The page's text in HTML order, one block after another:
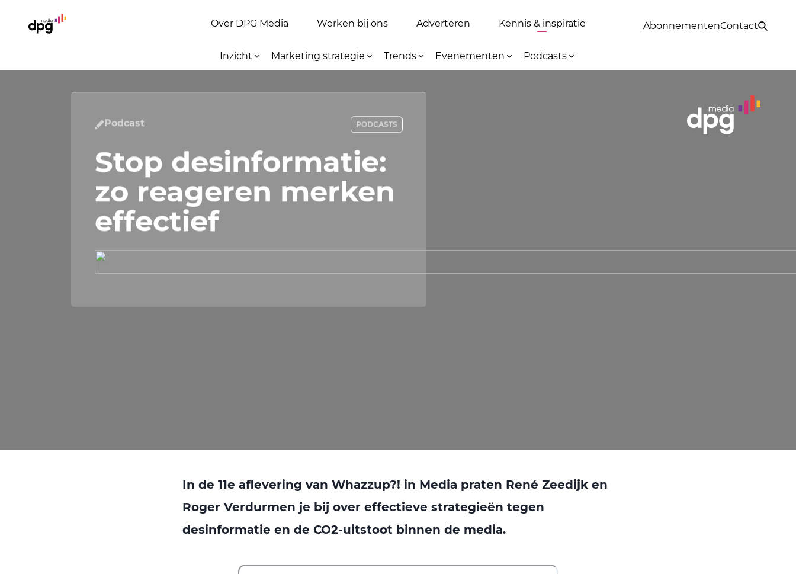
Over DPG Media Werken bij ons Adverteren Kennis & inspiratie AbonnementenContact
Inzicht Marketing strategie Trends Evenementen Podcasts
Podcast PODCASTS
Stop desinformatie:
zo reageren merken
effectief
In de 11e aflevering van Whazzup?! in Media praten René Zeedijk en
Roger Verdurmen je bij over effectieve strategieën tegen
desinformatie en de CO2-uitstoot binnen de media.